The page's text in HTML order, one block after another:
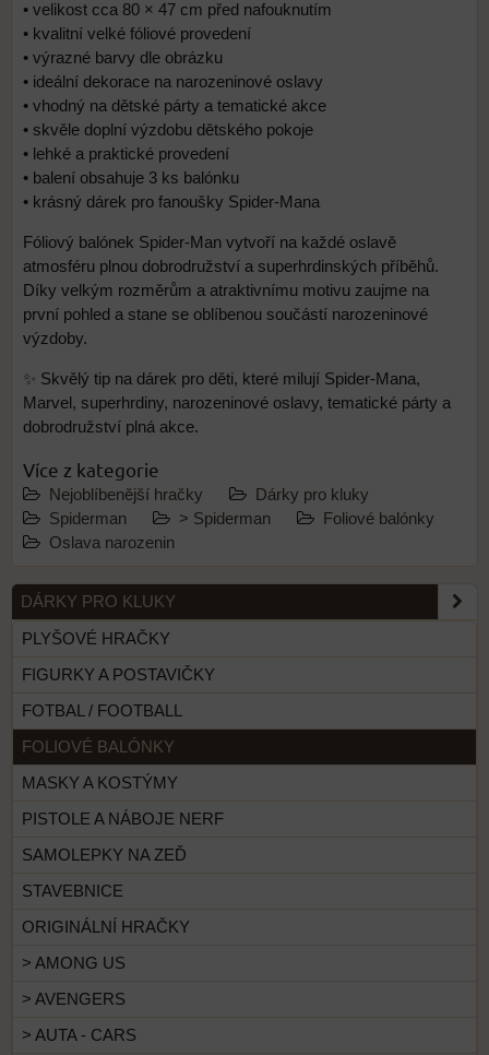
• velikost cca 80 × 47 cm před nafouknutím
• kvalitní velké fóliové provedení
• výrazné barvy dle obrázku
• ideální dekorace na narozeninové oslavy
• vhodný na dětské párty a tematické akce
• skvěle doplní výzdobu dětského pokoje
• lehké a praktické provedení
• balení obsahuje 3 ks balónku
• krásný dárek pro fanoušky Spider-Mana
Fóliový balónek Spider-Man vytvoří na každé oslavě
atmosféru plnou dobrodružství a superhrdinských příběhů.
Díky velkým rozměrům a atraktivnímu motivu zaujme na
první pohled a stane se oblíbenou součástí narozeninové
výzdoby.
✨ Skvělý tip na dárek pro děti, které milují Spider-Mana,
Marvel, superhrdiny, narozeninové oslavy, tematické párty a
dobrodružství plná akce.
Více z kategorie
Nejoblíbenější hračky
Dárky pro kluky
Spiderman
> Spiderman
Foliové balónky
Oslava narozenin
DÁRKY PRO KLUKY
PLYŠOVÉ HRAČKY
FIGURKY A POSTAVIČKY
FOTBAL / FOOTBALL
FOLIOVÉ BALÓNKY
MASKY A KOSTÝMY
PISTOLE A NÁBOJE NERF
SAMOLEPKY NA ZEĎ
STAVEBNICE
ORIGINÁLNÍ HRAČKY
> AMONG US
> AVENGERS
> AUTA - CARS